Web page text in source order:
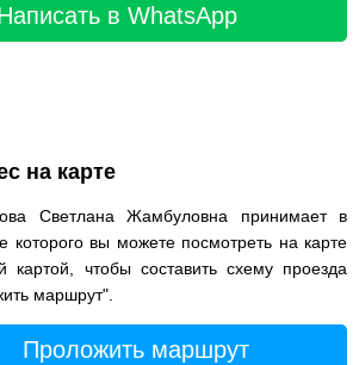
в WhatsApp
на карте
Светлана Жамбуловна принимает в
которого вы можете посмотреть на карте
картой, чтобы составить схему проезда
маршрут".
Проложить маршрут